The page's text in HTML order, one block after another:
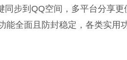
步到QQ空间，多平台分享
全面且防封稳定，各类实用